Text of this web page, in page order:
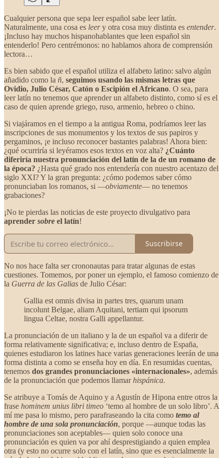
Cualquier persona que sepa leer español sabe leer latín.
Naturalmente, una cosa es leery otra cosa muy distinta es entender.
¡Incluso hay muchos hispanohablantes que leen español sin
entenderlo! Pero centrémonos: no hablamos ahora de comprensión
lectora…
Es bien sabido que el español utiliza el alfabeto latino: salvo algún
añadido como la ñ, seguimos usando las mismas letras que
Ovidio, Julio César, Catón o Escipión el Africano. O sea, para
leer latín no tenemos que aprender un alfabeto distinto, como sí es el
caso de quien aprende griego, ruso, armenio, hebreo o chino.
Si viajáramos en el tiempo a la antigua Roma, podríamos leer las
inscripciones de sus monumentos y los textos de sus papiros y
pergaminos, ¡e incluso reconocer bastantes palabras! Ahora bien:
¿qué ocurriría si leyéramos esos textos en voz alta? ¿Cuánto
diferiría nuestra pronunciación del latín de la de un romano de
la época? ¿Hasta qué grado nos entendería con nuestro acentazo del
siglo XXI? Y la gran pregunta: ¿cómo podemos saber cómo
pronunciaban los romanos, si —obviamente— no tenemos
grabaciones?
¡No te pierdas las noticias de este proyecto divulgativo para
aprender sobre el latín!
Suscribirse
No nos hace falta ser crononautas para tratar algunas de estas
cuestiones. Tomemos, por poner un ejemplo, el famoso comienzo de
la Guerra de las Galias de Julio César:
Gallia est omnis divisa in partes tres, quarum unam
incolunt Belgae, aliam Aquitani, tertiam qui ipsorum
lingua Celtae, nostra Galli appellantur.
La pronunciación de un italiano y la de un español va a diferir de
forma relativamente significativa; e, incluso dentro de España,
quienes estudiaron los latines hace varias generaciones leerán de una
forma distinta a como se enseña hoy en día. En resumidas cuentas,
tenemos dos grandes pronunciaciones «internacionales», además
de la pronunciación que podemos llamarhispánica.
Se atribuye a Tomás de Aquino y a Agustín de Hipona entre otros la
frase hominem unius libri timeo ‘temo al hombre de un solo libro’. A
mí me pasa lo mismo, pero parafraseando la cita como temo al
hombre de una sola pronunciación, porque —aunque todas las
pronunciaciones son aceptables— quien solo conoce una
pronunciación es quien va por ahí desprestigiando a quien emplea
otra (y esto no ocurre solo con el latín, sino que es esencialmente la